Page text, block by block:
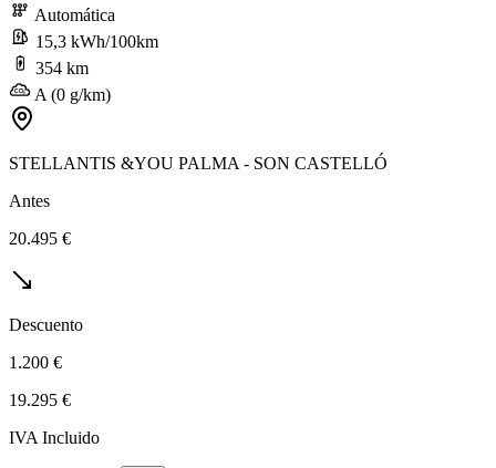
Automática
15,3 kWh/100km
354 km
A (0 g/km)
STELLANTIS &YOU PALMA - SON CASTELLÓ
Antes
20.495 €
Descuento
1.200 €
19.295 €
IVA Incluido